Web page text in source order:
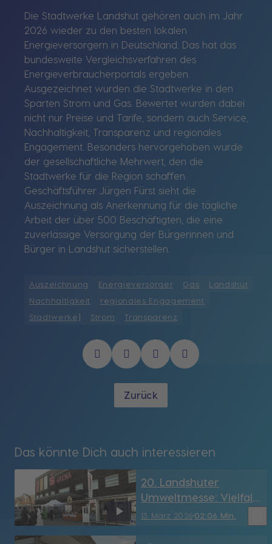
Die Stadtwerke Landshut gehören auch im Jahr
2026 wieder zu den besten lokalen
Energieversorgern in Deutschland. Das hat das
bundesweite Vergleichsverfahren des
Energieverbraucherportals ergeben.
Ausgezeichnet wurden die Stadtwerke in den
Sparten Strom und Gas. Bewertet wurden dabei
nicht nur Preise und Tarife, sondern auch Service,
Nachhaltigkeit, Transparenz und regionales
Engagement. Besonders hervorgehoben wurde
der gesellschaftliche Mehrwert, den die
Stadtwerke für die Region schaffen.
Geschäftsführer Jürgen Fürst sieht die
Auszeichnung als Anerkennung für die tägliche
Arbeit der über 500 Beschäftigten, die eine
zuverlässige Versorgung der Bürgerinnen und
Bürger in Landshut sicherstellen.
Auszeichnung Energieversorger Gas
Landshut
Nachhaltigkeit
regionales Engagement
Stadtwerke]
Strom Transparenz
Zurück
Das könnte Dich auch interessieren
13. März 202602:06 Min.
20. Landshuter
Umweltmesse: Vielfalt
und Innovation für eine
nachhaltige Zukunft